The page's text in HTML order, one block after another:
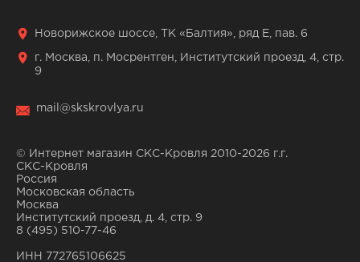
Новорижское шоссе, ТК «Балтия», ряд Е, пав. 6
г. Москва, п. Мосрентген, Институтский проезд, 4, стр.
9
mail@skskrovlya.ru
© Интернет магазин СКС-Кровля 2010-2026 г.г.
СКС-Кровля
Россия
Московская область
Москва
Институтский проезд, д. 4, стр. 9
8 (495) 510-77-46
ИНН 772765106625